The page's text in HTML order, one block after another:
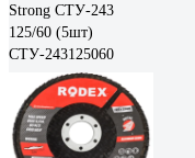
Strong СТУ-243
125/60 (5шт)
СТУ-243125060